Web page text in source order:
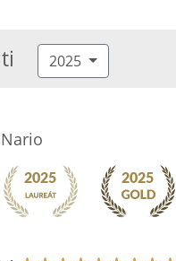
2025
Nario